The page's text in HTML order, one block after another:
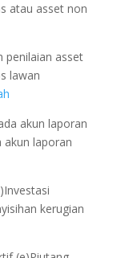
atau asset non
penilaian asset
lawan
akun laporan
akun laporan
kerugian